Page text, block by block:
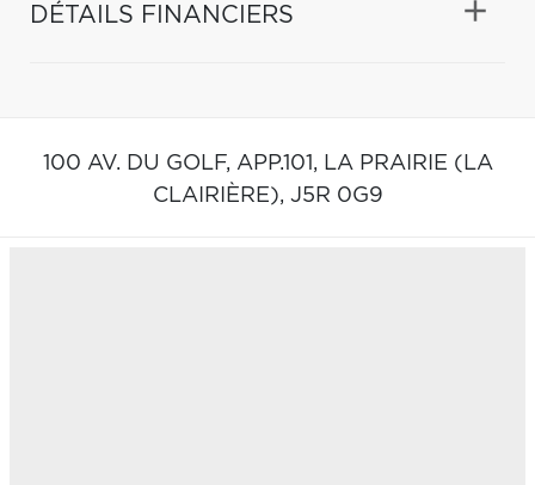
DÉTAILS FINANCIERS
100 AV. DU GOLF, APP.101, LA PRAIRIE (LA
CLAIRIÈRE), J5R 0G9